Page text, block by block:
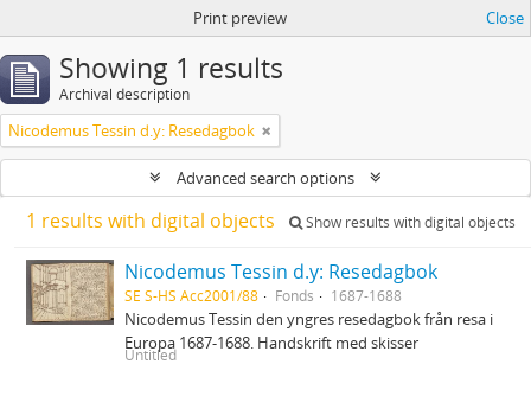
Print preview Close
Showing 1 results
Archival description
Nicodemus Tessin d.y: Resedagbok
Advanced search options
1 results with digital objects Show results with digital objects
Nicodemus Tessin d.y: Resedagbok
SE S-HS Acc2001/88 Fonds 1687-1688
Nicodemus Tessin den yngres resedagbok från resa i
Europa 1687-1688. Handskrift med skisser
Untitled